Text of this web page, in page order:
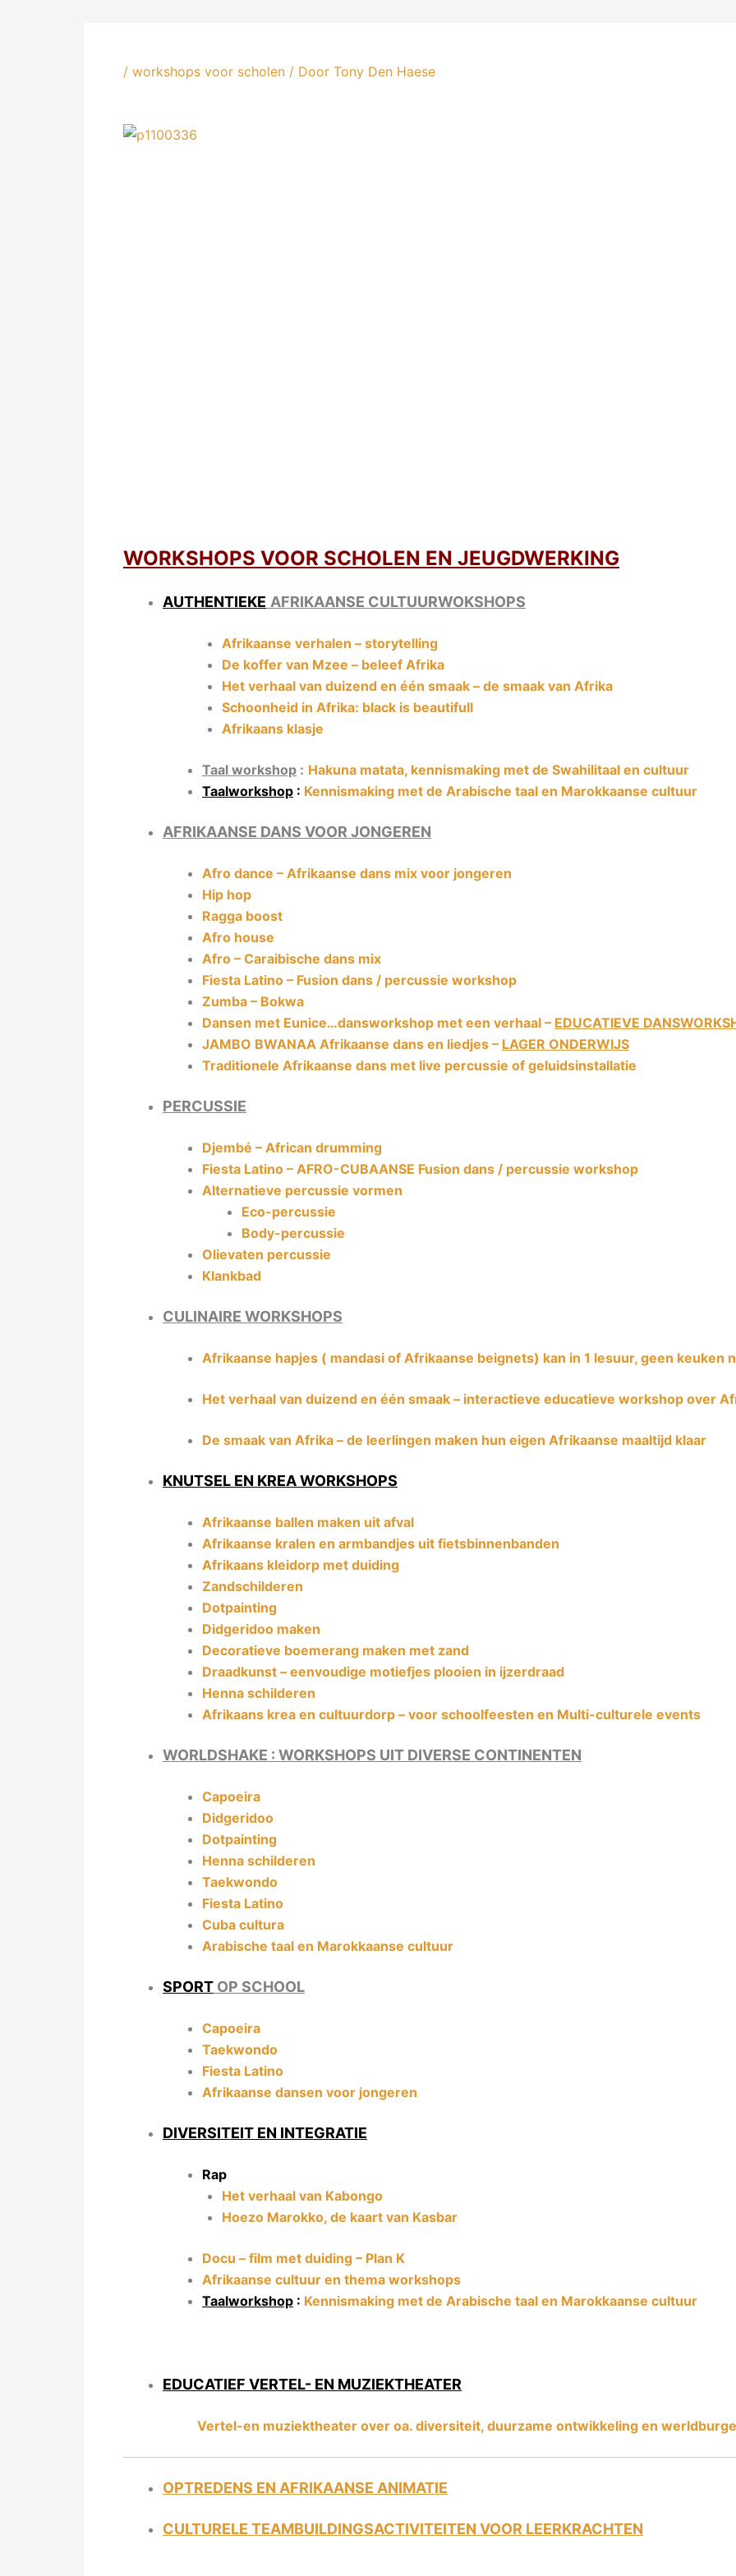
/ workshops voor scholen / Door Tony Den Haese
WORKSHOPS VOOR SCHOLEN EN JEUGDWERKING
AUTHENTIEKE AFRIKAANSE CULTUURWOKSHOPS
Afrikaanse verhalen – storytelling
De koffer van Mzee – beleef Afrika
Het verhaal van duizend en één smaak – de smaak van Afrika
Schoonheid in Afrika: black is beautifull
Afrikaans klasje
Taal workshop : Hakuna matata, kennismaking met de Swahilitaal en cultuur
Taalworkshop : Kennismaking met de Arabische taal en Marokkaanse cultuur
AFRIKAANSE DANS VOOR JONGEREN
Afro dance – Afrikaanse dans mix voor jongeren
Hip hop
Ragga boost
Afro house
Afro – Caraibische dans mix
Fiesta Latino – Fusion dans / percussie workshop
Zumba – Bokwa
Dansen met Eunice…dansworkshop met een verhaal – EDUCATIEVE
JAMBO BWANAA Afrikaanse dans en liedjes – LAGER ONDERWIJS
Traditionele Afrikaanse dans met live percussie of geluidsinstallatie
PERCUSSIE
Djembé – African drumming
Fiesta Latino – AFRO-CUBAANSE Fusion dans / percussie workshop
Alternatieve percussie vormen
Eco-percussie
Body-percussie
Olievaten percussie
Klankbad
CULINAIRE WORKSHOPS
Afrikaanse hapjes ( mandasi of Afrikaanse beignets) kan in 1 lesuur, geen keuken
Het verhaal van duizend en één smaak – interactieve educatieve workshop over
De smaak van Afrika – de leerlingen maken hun eigen Afrikaanse maaltijd klaar
KNUTSEL EN KREA WORKSHOPS
Afrikaanse ballen maken uit afval
Afrikaanse kralen en armbandjes uit fietsbinnenbanden
Afrikaans kleidorp met duiding
Zandschilderen
Dotpainting
Didgeridoo maken
Decoratieve boemerang maken met zand
Draadkunst – eenvoudige motiefjes plooien in ijzerdraad
Henna schilderen
Afrikaans krea en cultuurdorp – voor schoolfeesten en Multi-culturele events
WORLDSHAKE : WORKSHOPS UIT DIVERSE CONTINENTEN
Capoeira
Didgeridoo
Dotpainting
Henna schilderen
Taekwondo
Fiesta Latino
Cuba cultura
Arabische taal en Marokkaanse cultuur
SPORT OP SCHOOL
Capoeira
Taekwondo
Fiesta Latino
Afrikaanse dansen voor jongeren
DIVERSITEIT EN INTEGRATIE
Rap
Het verhaal van Kabongo
Hoezo Marokko, de kaart van Kasbar
Docu – film met duiding – Plan K
Afrikaanse cultuur en thema workshops
Taalworkshop : Kennismaking met de Arabische taal en Marokkaanse cultuur
EDUCATIEF VERTEL- EN MUZIEKTHEATER
Vertel-en muziektheater over oa. diversiteit, duurzame ontwikkeling en
OPTREDENS EN AFRIKAANSE ANIMATIE
CULTURELE TEAMBUILDINGSACTIVITEITEN VOOR LEERKRACHTEN